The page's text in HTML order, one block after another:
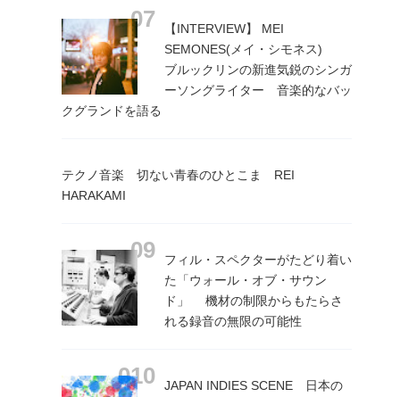
【INTERVIEW】 MEI
SEMONES(メイ・シモネス)
ブルックリンの新進気鋭のシンガ
ーソングライター 音楽的なバッ
クグランドを語る
テクノ音楽 切ない青春のひとこま REI
HARAKAMI
フィル・スペクターがたどり着い
た「ウォール・オブ・サウン
ド」 機材の制限からもたらさ
れる録音の無限の可能性
JAPAN INDIES SCENE 日本の